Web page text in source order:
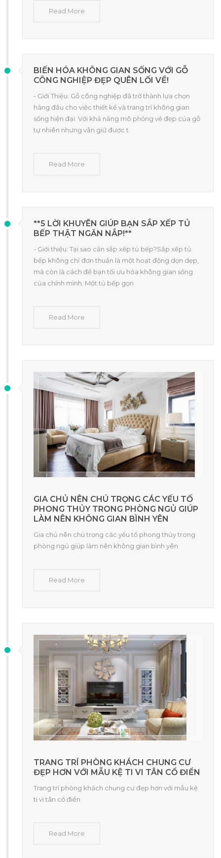
Read More
BIẾN HÓA KHÔNG GIAN SỐNG VỚI GỖ
CÔNG NGHIỆP ĐẸP QUÊN LỐI VỀ!
- Giới Thiệu: Gỗ công nghiệp đã trở thành lựa chọn
hàng đầu cho việc thiết kế và trang trí không gian
sống hiện đại. Với khả năng mô phỏng vẻ đẹp của gỗ
tự nhiên nhưng vẫn giữ được t
Read More
**5 LỜI KHUYÊN GIÚP BẠN SẮP XẾP TỦ
BẾP THẬT NGĂN NẮP!**
- Giới thiệu: Tại sao cần sắp xếp tủ bếp?Sắp xếp tủ
bếp không chỉ đơn thuần là một hoạt động dọn dẹp,
mà còn là cách để bạn tối ưu hóa không gian sống
của chính mình. Một tủ bếp gọn
Read More
GIA CHỦ NÊN CHÚ TRỌNG CÁC YẾU TỐ
PHONG THỦY TRONG PHÒNG NGỦ GIÚP
LÀM NÊN KHÔNG GIAN BÌNH YÊN
Gia chủ nên chú trọng các yếu tố phong thủy trong
phòng ngủ giúp làm nên không gian bình yên
Read More
TRANG TRÍ PHÒNG KHÁCH CHUNG CƯ
ĐẸP HƠN VỚI MẪU KỆ TI VI TÂN CỔ ĐIỂN
Trang trí phòng khách chung cư đẹp hơn với mẫu kệ
ti vi tân cổ điển
Read More